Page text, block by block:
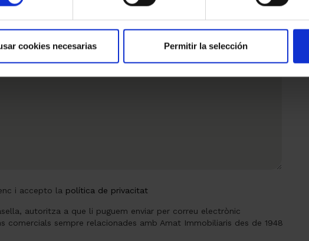
cookies necesarias Permitir la selección
i accepto la política de privacitat
autoritza a que li puguem enviar per correu electrònic
comercials sempre relacionades amb Amat Immobiliaris des de 1948